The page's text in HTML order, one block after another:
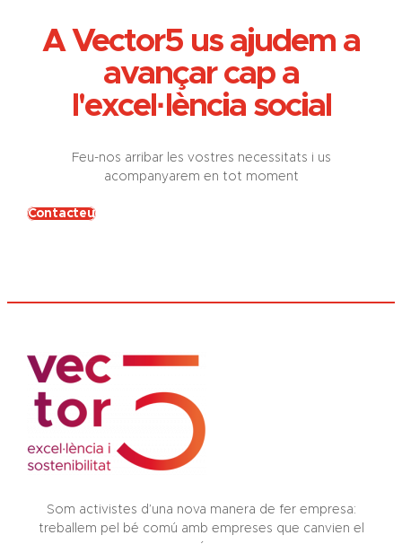
A Vector5 us ajudem a
avançar cap a
l'excel·lència social
Feu-nos arribar les vostres necessitats i us
acompanyarem en tot moment
Contacteu
Som activistes d’una nova manera de fer empresa:
treballem pel bé comú amb empreses que canvien el